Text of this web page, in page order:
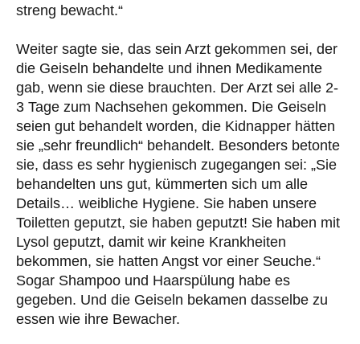
streng bewacht.“
Weiter sagte sie, das sein Arzt gekommen sei, der
die Geiseln behandelte und ihnen Medikamente
gab, wenn sie diese brauchten. Der Arzt sei alle 2-
3 Tage zum Nachsehen gekommen. Die Geiseln
seien gut behandelt worden, die Kidnapper hätten
sie „sehr freundlich“ behandelt. Besonders betonte
sie, dass es sehr hygienisch zugegangen sei: „Sie
behandelten uns gut, kümmerten sich um alle
Details… weibliche Hygiene. Sie haben unsere
Toiletten geputzt, sie haben geputzt! Sie haben mit
Lysol geputzt, damit wir keine Krankheiten
bekommen, sie hatten Angst vor einer Seuche.“
Sogar Shampoo und Haarspülung habe es
gegeben. Und die Geiseln bekamen dasselbe zu
essen wie ihre Bewacher.